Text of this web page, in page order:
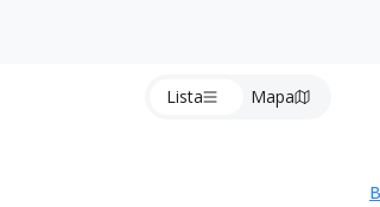
Lista Mapa